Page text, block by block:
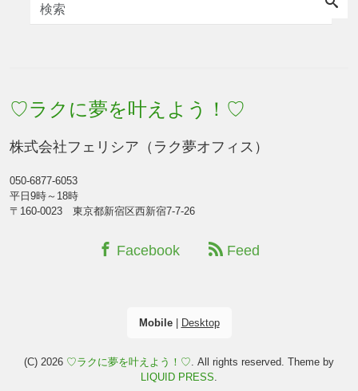
♡ラクに夢を叶えよう！♡
株式会社フェリシア（ラク夢オフィス）
050-6877-6053
平日9時～18時
〒160-0023 東京都新宿区西新宿7-7-26
Facebook Feed
Mobile| Desktop
(C) 2026 ♡ラクに夢を叶えよう！♡. All rights reserved. Theme by
LIQUID PRESS.